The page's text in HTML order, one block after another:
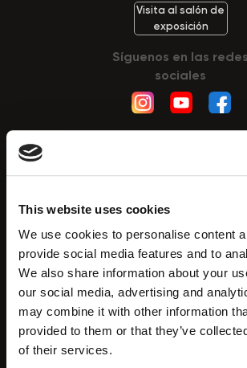
This website uses cookies
We use cookies to personalise content
provide social media features and to
We also share information about your
our social media, advertising and
may combine it with other information
provided to them or that they’ve
of their services.
Visita al salón de
exposición
Síguenos en las redes
sociales
Tecnologías
HydroDiamond™
CryoElegance™
Endo RF
Presoterapia Drenaje Linfático
Cavitación por ultrasonido
Hidrodermoabrasión
Radiofrecuencia